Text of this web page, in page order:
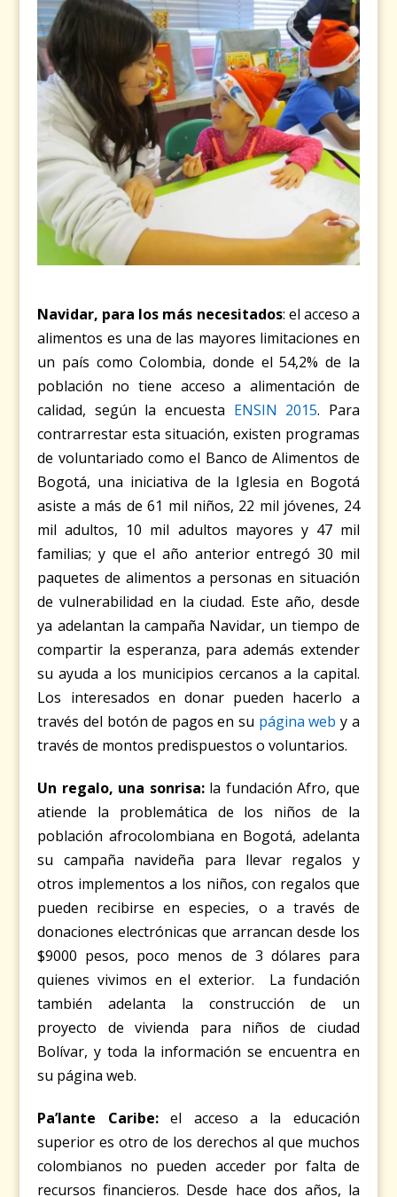
Navidar, para los más necesitados: el acceso a
alimentos es una de las mayores limitaciones en
un país como Colombia, donde el 54,2% de la
población no tiene acceso a alimentación de
calidad, según la encuesta ENSIN 2015. Para
contrarrestar esta situación, existen programas
de voluntariado como el Banco de Alimentos de
Bogotá, una iniciativa de la Iglesia en Bogotá
asiste a más de 61 mil niños, 22 mil jóvenes, 24
mil adultos, 10 mil adultos mayores y 47 mil
familias; y que el año anterior entregó 30 mil
paquetes de alimentos a personas en situación
de vulnerabilidad en la ciudad. Este año, desde
ya adelantan la campaña Navidar, un tiempo de
compartir la esperanza, para además extender
su ayuda a los municipios cercanos a la capital.
Los interesados en donar pueden hacerlo a
través del botón de pagos en su página web y a
través de montos predispuestos o voluntarios.
Un regalo, una sonrisa:la fundación Afro, que
atiende la problemática de los niños de la
población afrocolombiana en Bogotá, adelanta
su campaña navideña para llevar regalos y
otros implementos a los niños, con regalos que
pueden recibirse en especies, o a través de
donaciones electrónicas que arrancan desde los
$9000 pesos, poco menos de 3 dólares para
quienes vivimos en el exterior. La fundación
también adelanta la construcción de un
proyecto de vivienda para niños de ciudad
Bolívar, y toda la información se encuentra en
su página web.
Pa’lante Caribe:el acceso a la educación
superior es otro de los derechos al que muchos
colombianos no pueden acceder por falta de
recursos financieros. Desde hace dos años, la